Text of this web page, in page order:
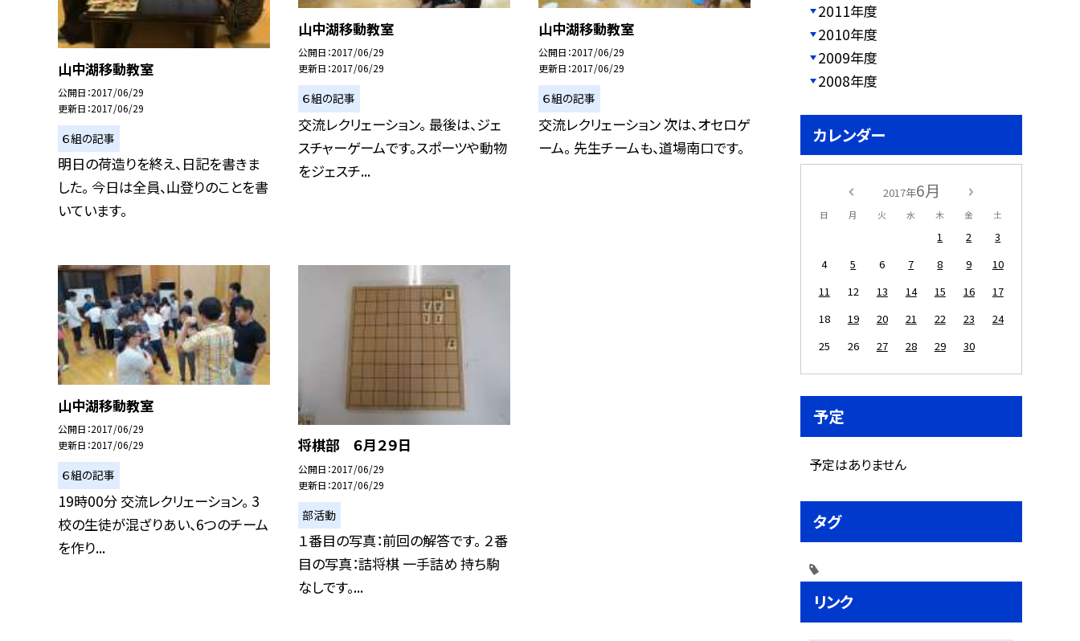
山中湖移動教室
公開日 2017/06/29
更新日 2017/06/29
６組の記事
明日の荷造りを終え、日記を書きま
した。 今日は全員、山登りのことを書
いています。
山中湖移動教室
公開日 2017/06/29
更新日 2017/06/29
６組の記事
交流レクリェーション。 最後は、ジェ
スチャーゲームです。スポーツや動物
をジェスチ...
山中湖移動教室
公開日 2017/06/29
更新日 2017/06/29
６組の記事
交流レクリェーション 次は、オセロゲ
ーム。 先生チームも、道場南口です。
山中湖移動教室
公開日 2017/06/29
更新日 2017/06/29
６組の記事
19時00分 交流レクリェーション。 3
校の生徒が混ざりあい、6つのチーム
を作り...
将棋部 ６月２９日
公開日 2017/06/29
更新日 2017/06/29
部活動
１番目の写真：前回の解答です。 ２番
目の写真：詰将棋 一手詰め 持ち駒
なしです。...
2011年度
2010年度
2009年度
2008年度
カレンダー
2017年6月
日 月 火 水 木 金 土
1 2
3
4
5 6 7 8 9
10
11
12 13 14 15 16
17
18
19 20 21 22 23
24
25
26 27 28 29 30
予定
予定はありません
タグ
リンク